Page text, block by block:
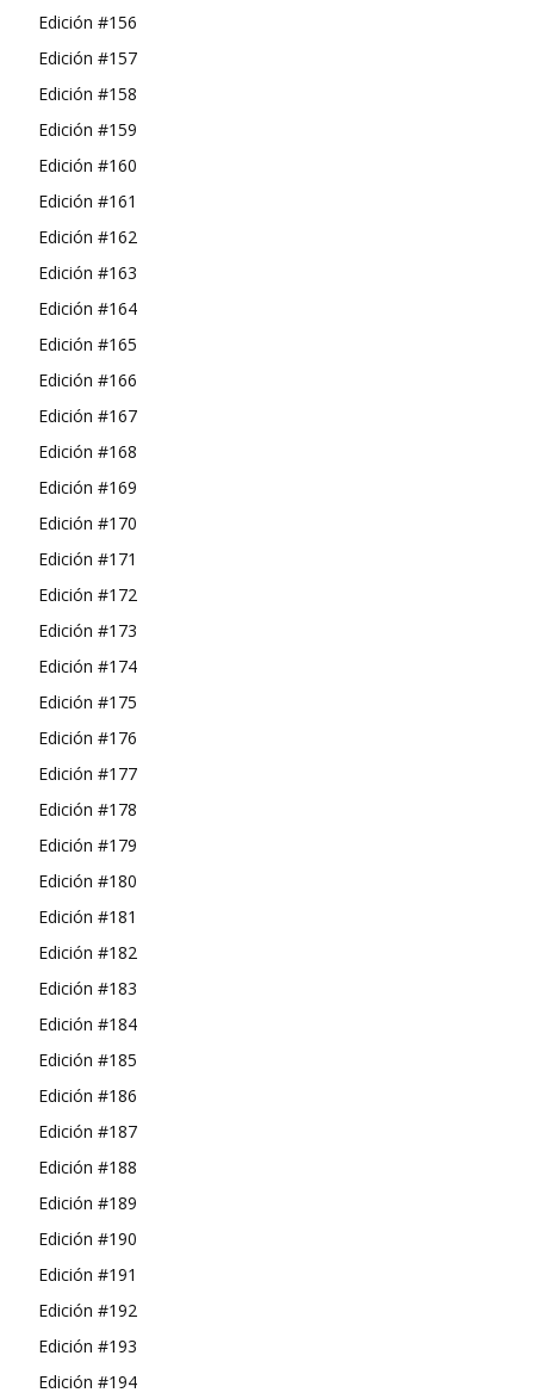
Edición #156
Edición #157
Edición #158
Edición #159
Edición #160
Edición #161
Edición #162
Edición #163
Edición #164
Edición #165
Edición #166
Edición #167
Edición #168
Edición #169
Edición #170
Edición #171
Edición #172
Edición #173
Edición #174
Edición #175
Edición #176
Edición #177
Edición #178
Edición #179
Edición #180
Edición #181
Edición #182
Edición #183
Edición #184
Edición #185
Edición #186
Edición #187
Edición #188
Edición #189
Edición #190
Edición #191
Edición #192
Edición #193
Edición #194